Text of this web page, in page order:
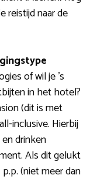
reistijd naar de
of wil je ’s
in het hotel?
(dit is met
inclusive. Hierbij
drinken
Als dit gelukt
(niet meer dan